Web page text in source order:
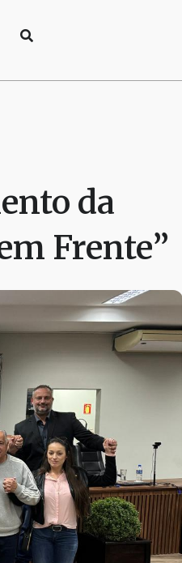
da
Frente”